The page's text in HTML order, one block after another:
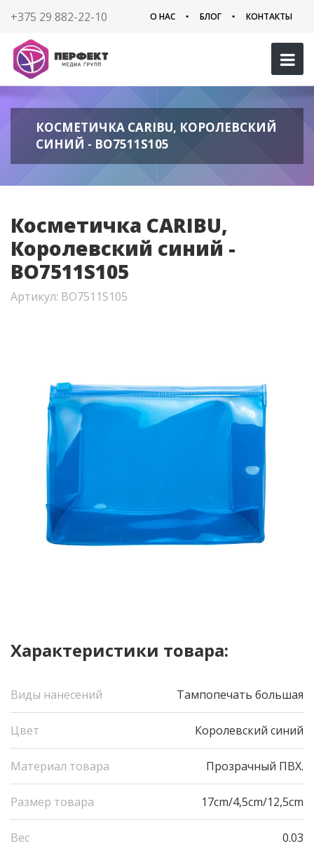
+375 29 882-22-10 О НАС БЛОГ КОНТАКТЫ
КОСМЕТИЧКА CARIBU, КОРОЛЕВСКИЙ
СИНИЙ - BO7511S105
Косметичка CARIBU,
Королевский синий -
BO7511S105
Артикул: BO7511S105
Характеристики товара:
Виды нанесений Тампопечать большая
Цвет Королевский синий
Материал товара Прозрачный ПВХ.
Размер товара 17cm/4,5cm/12,5cm
Вес 0.03